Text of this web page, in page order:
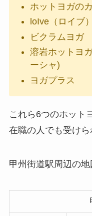
ホットヨガの
loIve（ロイブ）
ビクラムヨガ
溶岩ホットヨ
ーシャ)
ヨガプラス
これら6つのホット
在職の人でも受けら
甲州街道駅周辺の地